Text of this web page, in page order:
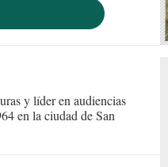
y líder en audiencias
en la ciudad de San